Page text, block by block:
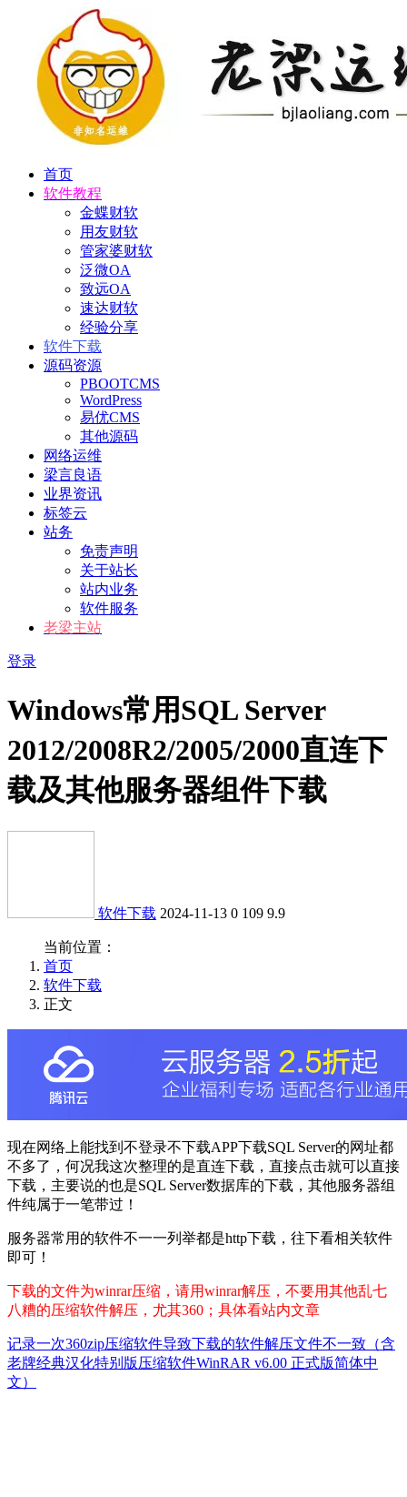
首页
软件教程
金蝶财软
用友财软
管家婆财软
泛微OA
致远OA
速达财软
经验分享
软件下载
源码资源
PBOOTCMS
WordPress
易优CMS
其他源码
网络运维
梁言良语
业界资讯
标签云
站务
免责声明
关于站长
站内业务
软件服务
老梁主站
登录
Windows常用SQL Server
2012/2008R2/2005/2000直连下
载及其他服务器组件下载
软件下载 2024-11-13 0 109 9.9
当前位置：
首页
软件下载
正文
现在网络上能找到不登录不下载APP下载SQL Server的网址都
不多了，何况我这次整理的是直连下载，直接点击就可以直接
下载，主要说的也是SQL Server数据库的下载，其他服务器组
件纯属于一笔带过！
服务器常用的软件不一一列举都是http下载，往下看相关软件
即可！
下载的文件为winrar压缩，请用winrar解压，不要用其他乱七
八糟的压缩软件解压，尤其360；具体看站内文章
记录一次360zip压缩软件导致下载的软件解压文件不一致（含
老牌经典汉化特别版压缩软件WinRAR v6.00 正式版简体中
文）